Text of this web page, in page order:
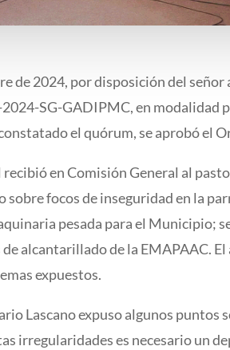
de 2024, por disposición del señor
SG-GADIPMC, en
el quórum, se aprobó el
en Comisión General al
sobre focos de inseguridad en la
pesada para el
alcantarillado de la EMAPAAC.
expuestos.
Lascano expuso algunos
irregularidades es necesario un